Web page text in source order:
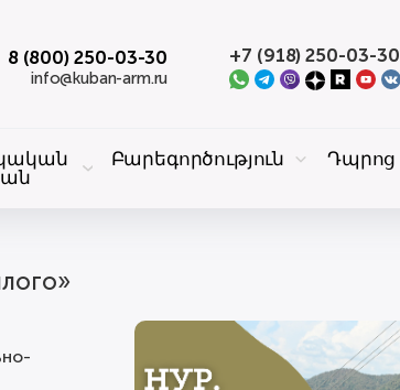
8 (800) 250-03-30
info@kuban-arm.ru
+7 (918) 250-03-30
Բարեգործություն Դպրոց